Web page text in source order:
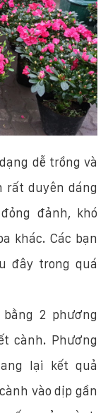
dễ trồng và
rất duyên dáng
đảnh, khó
khác. Các bạn
đây trong quá
2 phương
cành. Phương
lại kết quả
vào dịp gần